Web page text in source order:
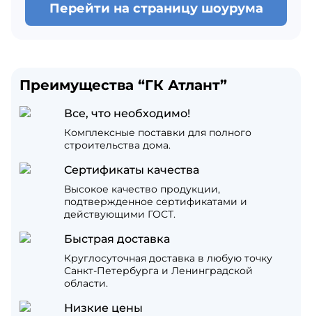
Перейти на страницу шоурума
Преимущества “ГК Атлант”
Все, что необходимо!
Комплексные поставки для полного
строительства дома.
Сертификаты качества
Высокое качество продукции,
подтвержденное сертификатами и
действующими ГОСТ.
Быстрая доставка
Круглосуточная доставка в любую точку
Санкт-Петербурга и Ленинградской
области.
Низкие цены